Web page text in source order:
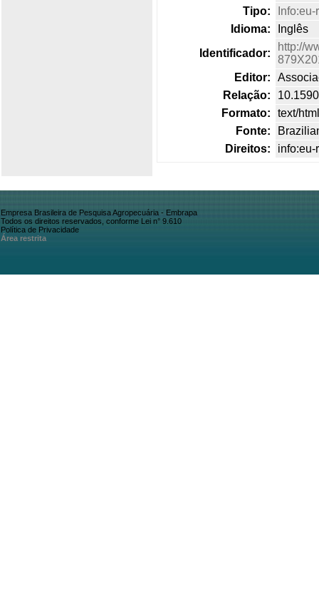
Tipo:
Idioma:
Inglês
Identificador:
http://
Editor:
Relação:
Formato:
text/html
Fonte:
Direitos:
info:eu-
Empresa Brasileira de Pesquisa Agropecuária - Embrapa
Todos os direitos reservados, conforme Lei n° 9.610
Política de Privacidade
Área restrita